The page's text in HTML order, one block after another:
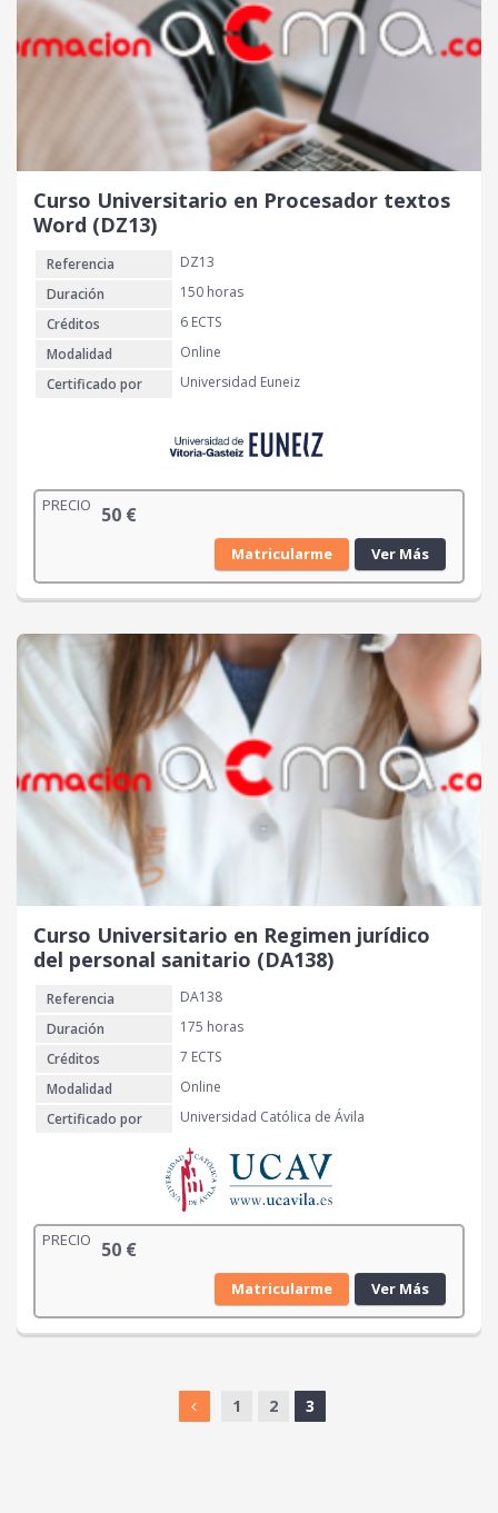
Curso Universitario en Procesador textos
Word (DZ13)
Referencia
DZ13
Duración
150 horas
Créditos
6 ECTS
Modalidad
Online
Certificado por
Universidad Euneiz
PRECIO 50 €
Matricularme Ver Más
Curso Universitario en Regimen jurídico
del personal sanitario (DA138)
Referencia
DA138
Duración
175 horas
Créditos
7 ECTS
Modalidad
Online
Certificado por
Universidad Católica de Ávila
PRECIO 50 €
Matricularme Ver Más
1 2 3